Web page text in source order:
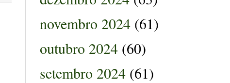
novembro 2024 (61)
outubro 2024 (60)
setembro 2024 (61)